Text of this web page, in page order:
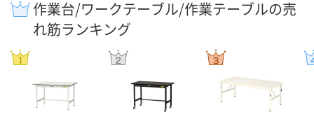
作業台/ワークテーブル/作業テーブルの売
れ筋ランキング